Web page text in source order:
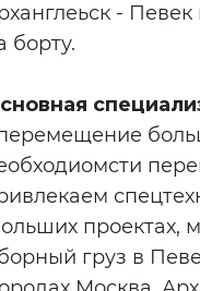
-
борту.
проектах,
груз в